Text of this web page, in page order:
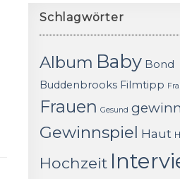
Schlagwörter
Album Baby Bond
Buddenbrooks Filmtipp
Frauen Gesund
Gewinnspiel Haut
Hochzeit